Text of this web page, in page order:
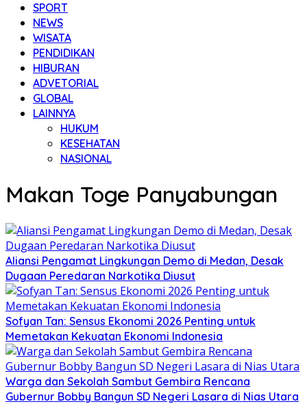
SPORT
NEWS
WISATA
PENDIDIKAN
HIBURAN
ADVETORIAL
GLOBAL
LAINNYA
HUKUM
KESEHATAN
NASIONAL
Makan Toge Panyabungan
Aliansi Pengamat Lingkungan Demo di Medan, Desak
Dugaan Peredaran Narkotika Diusut
Sofyan Tan: Sensus Ekonomi 2026 Penting untuk
Memetakan Kekuatan Ekonomi Indonesia
Warga dan Sekolah Sambut Gembira Rencana
Gubernur Bobby Bangun SD Negeri Lasara di Nias Utara